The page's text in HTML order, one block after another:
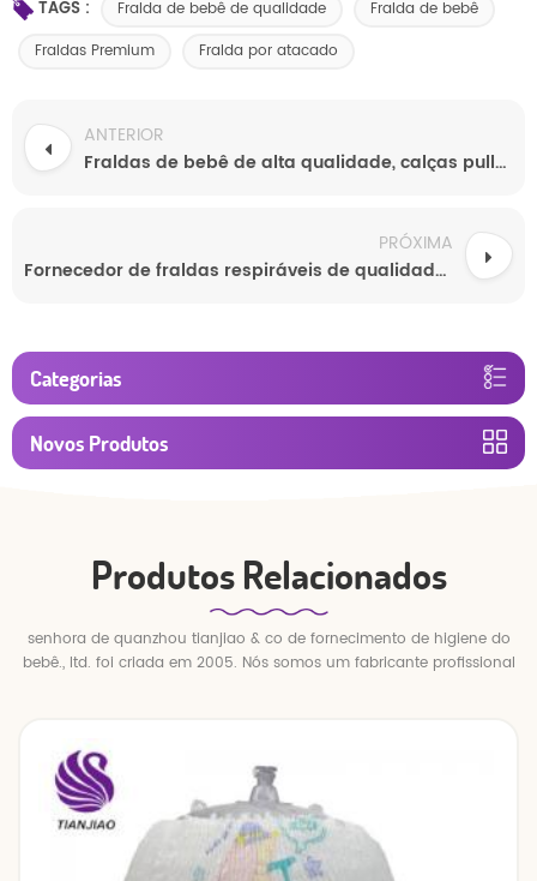
TAGS : Fralda de bebê de qualidade
Fralda de bebê
Fraldas Premium
Fralda por atacado
ANTERIOR
Fraldas de bebê de alta qualidade, calças pull-up, fraldas descartáveis fáceis de usar para bebês
PRÓXIMA
Fornecedor de fraldas respiráveis de qualidade Softcare para recém-nascidos na China
Categorias
Novos Produtos
Produtos Relacionados
senhora de quanzhou tianjiao & co de fornecimento de higiene do
bebê., ltd. foi criada em 2005. Nós somos um fabricante profissional